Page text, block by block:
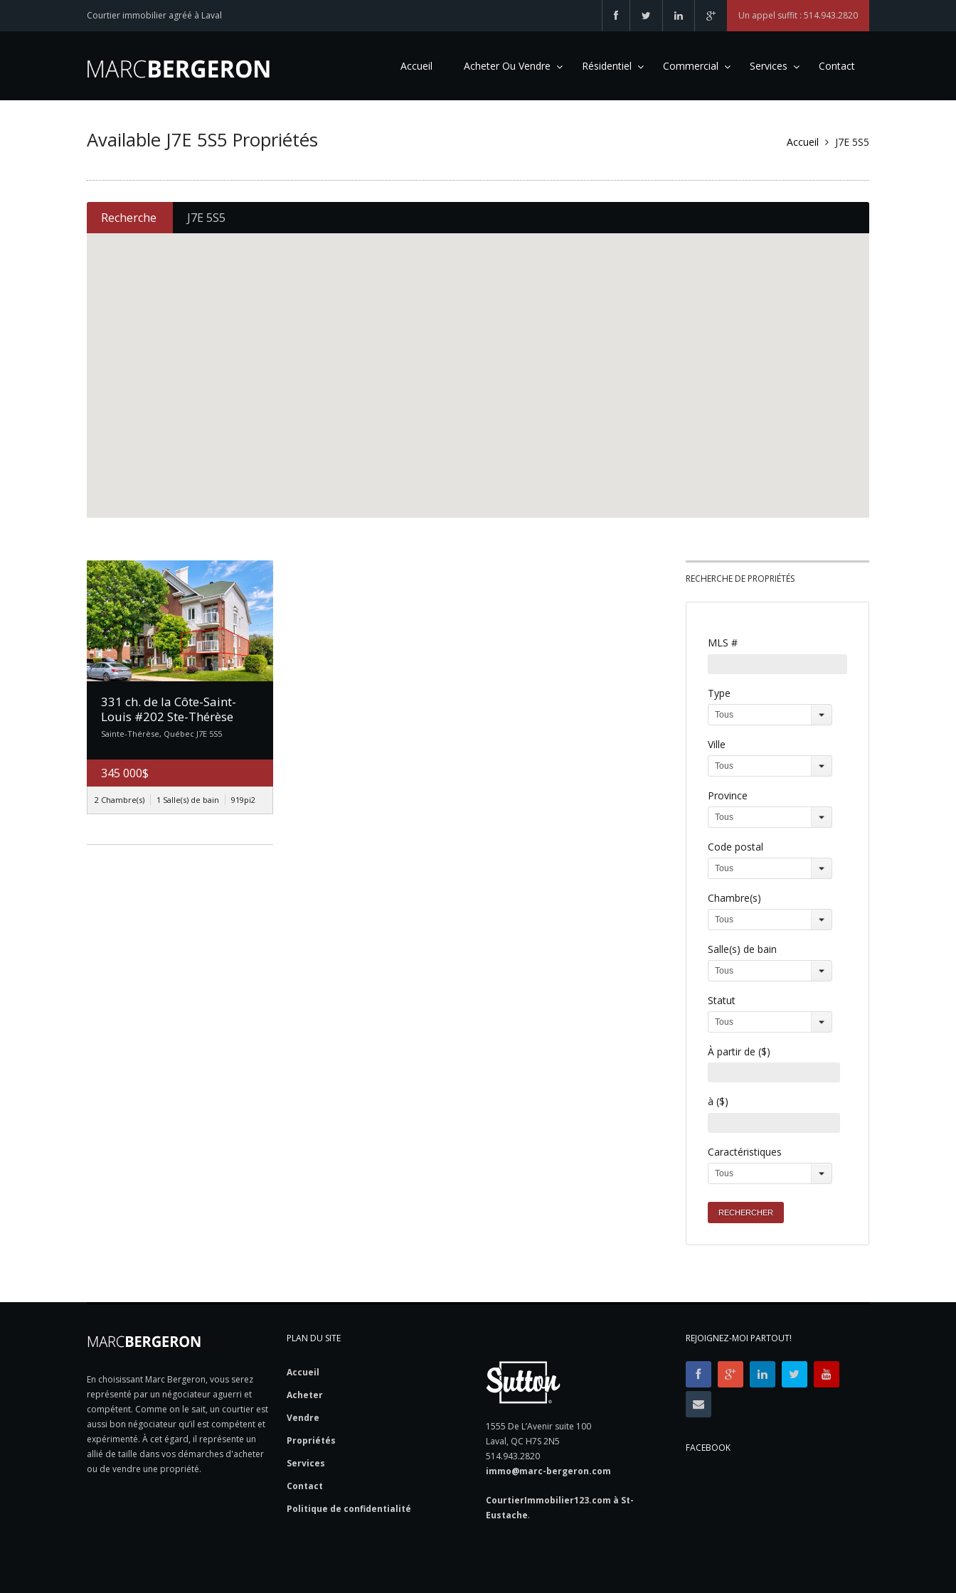
Courtier immobilier agréé à Laval Un appel suffit : 514.943.2820
Accueil Acheter Ou Vendre Résidentiel Commercial Services Contact
Available J7E 5S5 Propriétés Accueil J7E 5S5
Recherche J7E 5S5
331 ch. de la Côte-Saint-
Louis #202 Ste-Thérèse
Sainte-Thérèse, Québec J7E 5S5
345 000$
2 Chambre(s) 1 Salle(s) de bain 919pi2
RECHERCHE DE PROPRIÉTÉS
MLS #
Type
Tous
Ville
Tous
Province
Tous
Code postal
Tous
Chambre(s)
Tous
Salle(s) de bain
Tous
Statut
Tous
À partir de ($)
à ($)
Caractéristiques
Tous
En choisissant Marc Bergeron, vous serez
représenté par un négociateur aguerri et
compétent. Comme on le sait, un courtier est
aussi bon négociateur qu’il est compétent et
expérimenté. À cet égard, il représente un
allié de taille dans vos démarches d'acheter
ou de vendre une propriété.
PLAN DU SITE
Accueil
Acheter
Vendre
Propriétés
Services
Contact
Politique de confidentialité
1555 De L’Avenir suite 100
Laval, QC H7S 2N5
514.943.2820
immo@marc-bergeron.com
CourtierImmobilier123.com à St-
Eustache.
REJOIGNEZ-MOI PARTOUT!
FACEBOOK